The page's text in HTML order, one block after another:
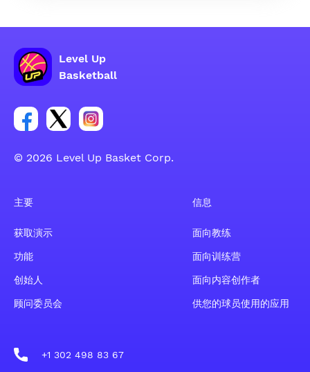
Level Up
Basketball
Facebook 账户社交群组链接
Tweeter 账户社交群组链接
Instagram 账户社交群组链接
© 2026 Level Up Basket Corp.
主要
获取演示
功能
创始人
顾问委员会
信息
面向教练
面向训练营
面向内容创作者
供您的球员使用的应用
+1 302 498 83 67